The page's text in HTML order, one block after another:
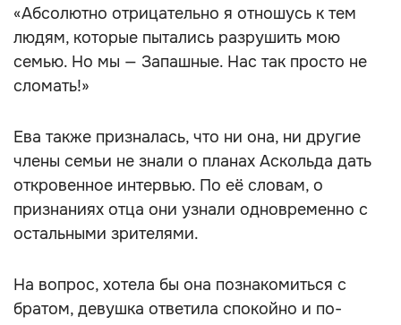
«Абсолютно отрицательно я отношусь к тем
людям, которые пытались разрушить мою
семью. Но мы — Запашные. Нас так просто не
сломать!»
Ева также призналась, что ни она, ни другие
члены семьи не знали о планах Аскольда дать
откровенное интервью. По её словам, о
признаниях отца они узнали одновременно с
остальными зрителями.
На вопрос, хотела бы она познакомиться с
братом, девушка ответила спокойно и по-